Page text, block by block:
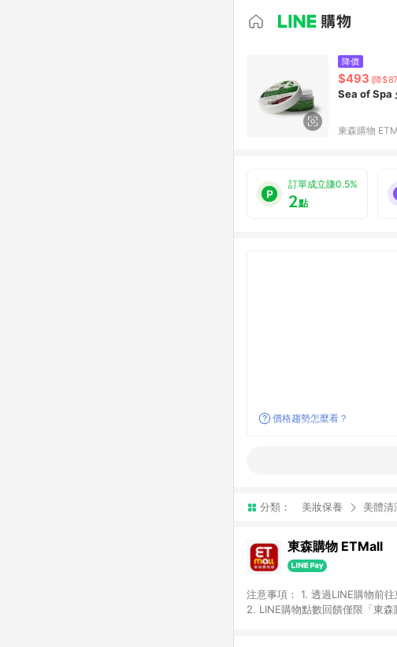
降價
$493 (降
Sea of Spa
東森購物
訂單成立賺0.5%
2點
價格趨勢怎麼看？
分類： 美妝保養 美體清
東森購物 ETMall
注意事項： 1. 透過LINE購物前
2. LINE購物點數回饋僅限「東